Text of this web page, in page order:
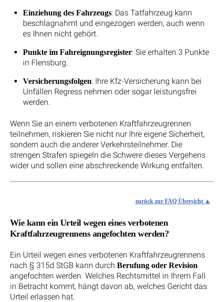
Einziehung des Fahrzeugs: Das Tatfahrzeug kann
beschlagnahmt und eingezogen werden, auch wenn
es Ihnen nicht gehört.
Punkte im Fahreignungsregister: Sie erhalten 3 Punkte
in Flensburg.
Versicherungsfolgen: Ihre Kfz-Versicherung kann bei
Unfällen Regress nehmen oder sogar leistungsfrei
werden.
Wenn Sie an einem verbotenen Kraftfahrzeugrennen
teilnehmen, riskieren Sie nicht nur Ihre eigene Sicherheit,
sondern auch die anderer Verkehrsteilnehmer. Die
strengen Strafen spiegeln die Schwere dieses Vergehens
wider und sollen eine abschreckende Wirkung entfalten.
zurück zur FAQ Übersicht
Wie kann ein Urteil wegen eines verbotenen
Kraftfahrzeugrennens angefochten werden?
Ein Urteil wegen eines verbotenen Kraftfahrzeugrennens
nach § 315d StGB kann durch Berufung oder Revision
angefochten werden. Welches Rechtsmittel in Ihrem Fall
in Betracht kommt, hängt davon ab, welches Gericht das
Urteil erlassen hat.